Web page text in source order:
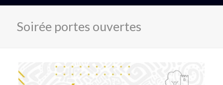
Soirée portes ouvertes